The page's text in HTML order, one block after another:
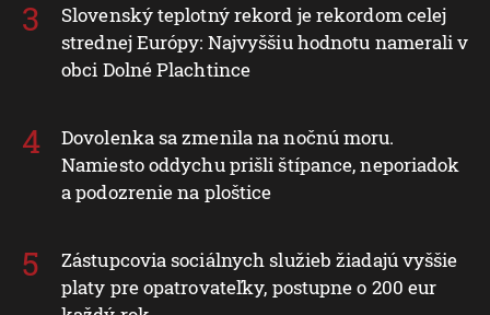
Slovenský teplotný rekord je rekordom celej
strednej Európy: Najvyššiu hodnotu namerali v
obci Dolné Plachtince
Dovolenka sa zmenila na nočnú moru.
Namiesto oddychu prišli štípance, neporiadok
a podozrenie na ploštice
Zástupcovia sociálnych služieb žiadajú vyššie
platy pre opatrovateľky, postupne o 200 eur